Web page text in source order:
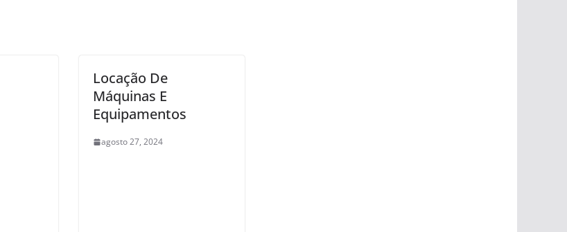
Locação De
Máquinas E
Equipamentos
agosto 27, 2024